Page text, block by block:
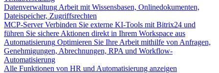
Datenverwaltung Arbeit mit Wissensbasen, Onlinedokumenten,
Dateispeicher, Zugriffsrechten
MCP-Server Verbinden Sie externe KI-Tools mit Bitrix24 und
führen Sie sichere Aktionen direkt in Ihrem Workspace aus
Automatisierung Optimieren Sie Ihre Arbeit mithilfe von Anfragen,
Genehmigungen, Abrechnungen, RPA und Workflow-
Automatisierung
Alle Funktionen von HR und Automatisierung anzeigen